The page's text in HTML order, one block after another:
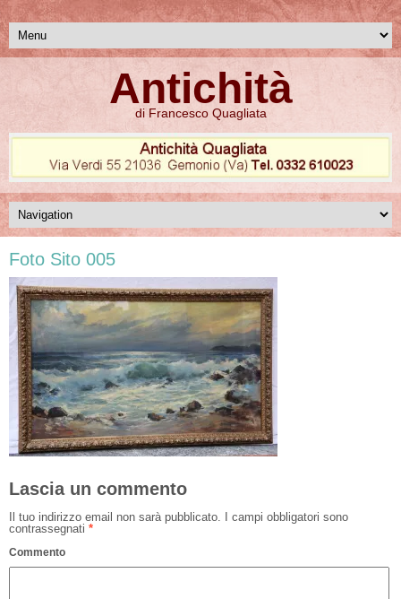
Antichità
di Francesco Quagliata
Foto Sito 005
Lascia un commento
Il tuo indirizzo email non sarà pubblicato.
I campi obbligatori sono
contrassegnati *
Commento